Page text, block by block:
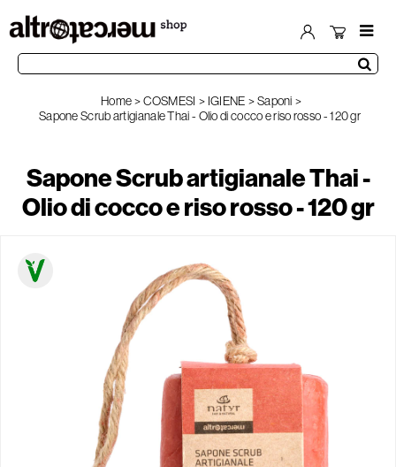
Home COSMESI IGIENE
Saponi
Sapone Scrub artigianale Thai - Olio di cocco e riso rosso - 120 gr
Sapone Scrub artigianale Thai -
Olio di cocco e riso rosso - 120 gr